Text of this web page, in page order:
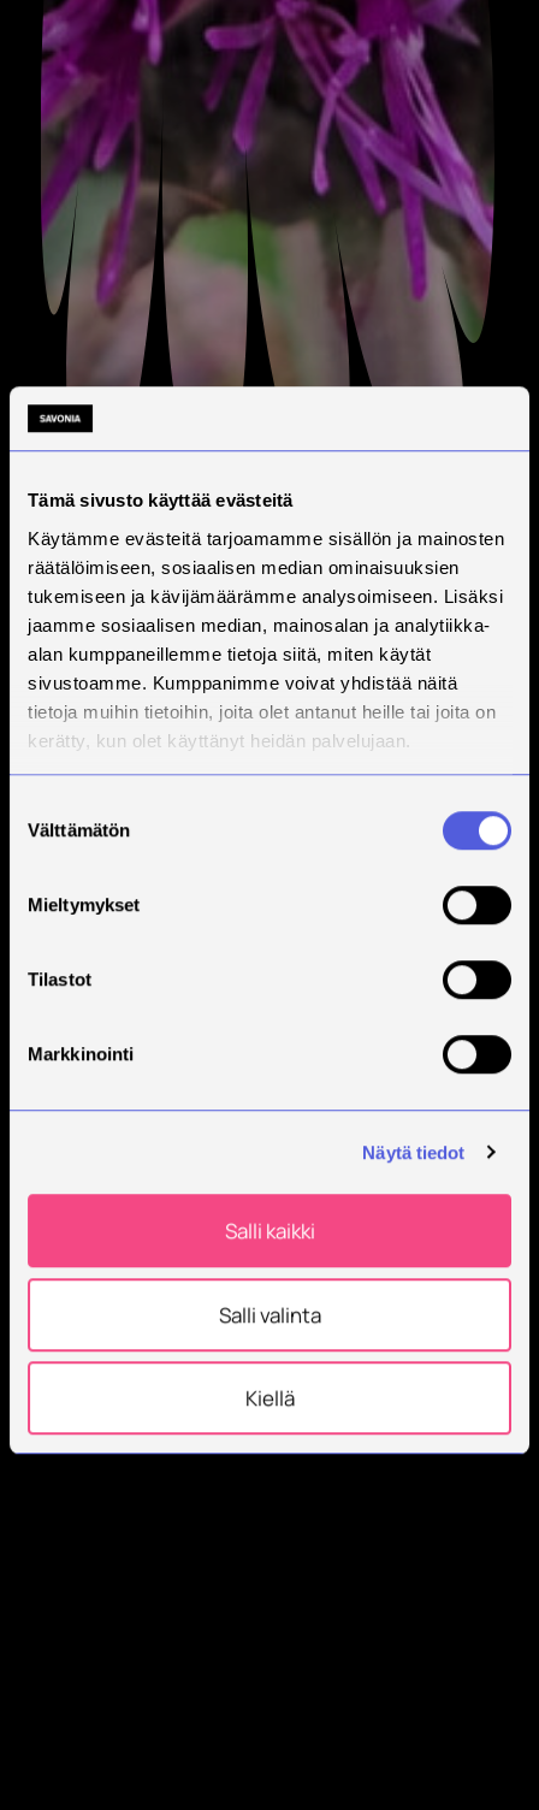
Tämä sivusto käyttää evästeitä
Käytämme evästeitä tarjoamamme sisällön ja mainosten
räätälöimiseen, sosiaalisen median ominaisuuksien
tukemiseen ja kävijämäärämme analysoimiseen. Lisäksi
jaamme sosiaalisen median, mainosalan ja analytiikka-
alan kumppaneillemme tietoja siitä, miten käytät
sivustoamme. Kumppanimme voivat yhdistää näitä
tietoja muihin tietoihin, joita olet antanut heille tai joita on
kerätty, kun olet käyttänyt heidän palvelujaan.
valinta
Välttämätön
Mieltymykset
Tilastot
Markkinointi
Näytä tiedot
Salli kaikki
Salli valinta
Kiellä